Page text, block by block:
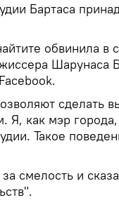
Бартаса
обвинила в
Шарунаса
сделать
Я, как мэр
Такое
смелость и